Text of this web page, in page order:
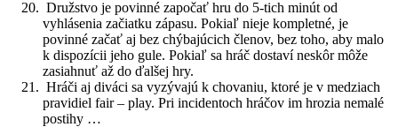
Družstvo je povinné započať hru do 5-tich minút od
vyhlásenia začiatku zápasu. Pokiaľ nieje kompletné, je
povinné začať aj bez chýbajúcich členov, bez toho, aby malo
k dispozícii jeho gule. Pokiaľ sa hráč dostaví neskôr môže
zasiahnuť až do ďalšej hry.
Hráči aj diváci sa vyzývajú k chovaniu, ktoré je v medziach
pravidiel fair – play. Pri incidentoch hráčov im hrozia nemalé
postihy …